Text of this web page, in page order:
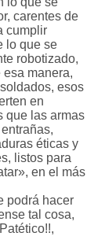
carentes de
cumplir
lo que se
robotizado,
manera,
esos
en
que las armas
éticas y
listos para
en el más
podrá hacer
tal cosa,